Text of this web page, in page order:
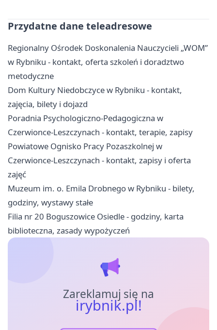
Przydatne dane teleadresowe
Regionalny Ośrodek Doskonalenia Nauczycieli „WOM”
w Rybniku - kontakt, oferta szkoleń i doradztwo
metodyczne
Dom Kultury Niedobczyce w Rybniku - kontakt,
zajęcia, bilety i dojazd
Poradnia Psychologiczno-Pedagogiczna w
Czerwionce-Leszczynach - kontakt, terapie, zapisy
Powiatowe Ognisko Pracy Pozaszkolnej w
Czerwionce-Leszczynach - kontakt, zapisy i oferta
zajęć
Muzeum im. o. Emila Drobnego w Rybniku - bilety,
godziny, wystawy stałe
Filia nr 20 Boguszowice Osiedle - godziny, karta
biblioteczna, zasady wypożyczeń
Zareklamuj się na
irybnik.pl!